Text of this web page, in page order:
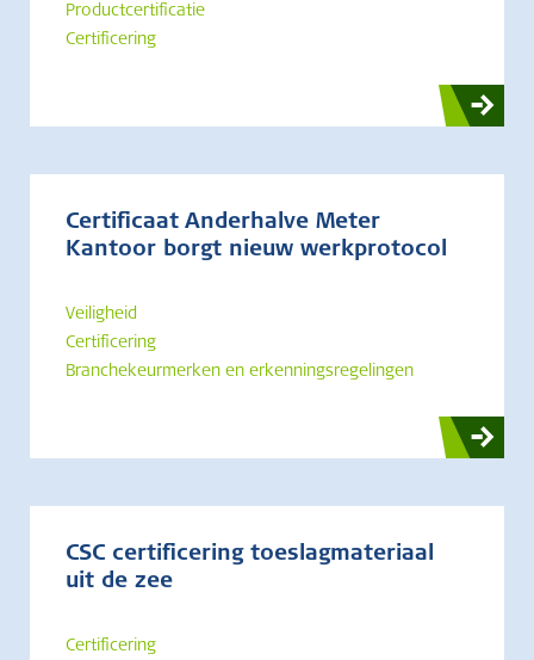
Productcertificatie
Certificering
Certificaat Anderhalve Meter
Kantoor borgt nieuw werkprotocol
Veiligheid
Certificering
Branchekeurmerken en erkenningsregelingen
CSC certificering toeslagmateriaal
uit de zee
Certificering